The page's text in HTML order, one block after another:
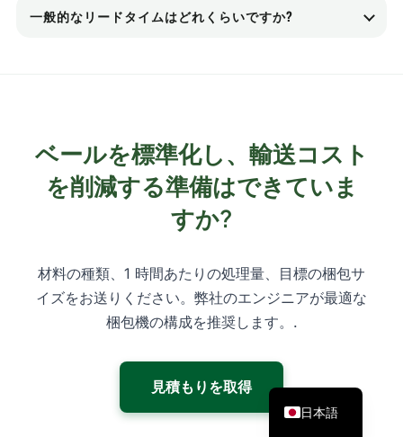
インターロックなどを設計いたします。.
ンバーサイズ、サイクル設定。油圧と制御パラメー
一般的なリードタイムはどれくらいですか?
わせください。.
ベールを標準化し、輸送コスト
を削減する準備はできていま
すか?
材料の種類、1 時間あたりの処理量、目標の梱包サ
イズをお送りください。弊社のエンジニアが最適な
梱包機の構成を推奨します。.
見積もりを取得
日本語